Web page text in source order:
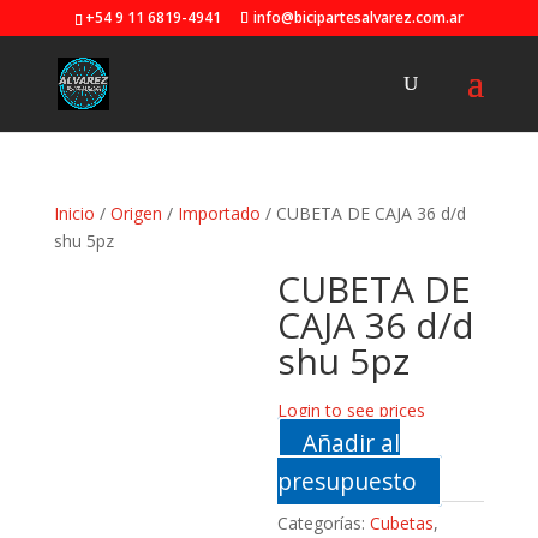
+54 9 11 6819-4941 info@bicipartesalvarez.com.ar
Inicio / Origen / Importado / CUBETA DE CAJA 36 d/d
shu 5pz
CUBETA DE
CAJA 36 d/d
shu 5pz
Login to see prices
Añadir al
presupuesto
Categorías:Cubetas,